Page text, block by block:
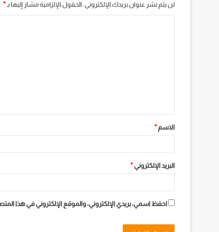
لن يتم نشر عنوان بريدك الإلكتروني. الحقول الإلزامية مشار إليها بـ*
الاسم*
البريد الإلكتروني *
احفظ اسمي، بريدي الإلكتروني، والموقع الإلكتروني في هذا